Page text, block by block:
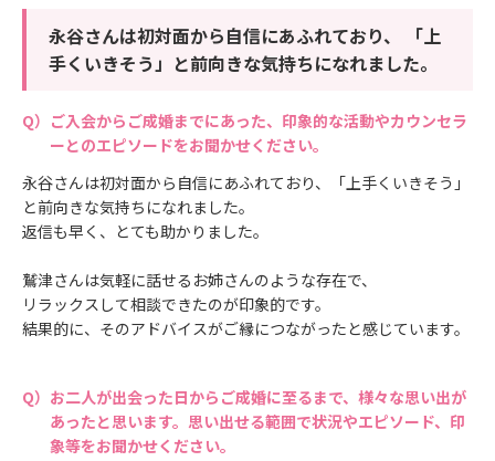
永谷さんは初対面から自信にあふれており、 「上
手くいきそう」と前向きな気持ちになれました。
ご入会からご成婚までにあった、印象的な活動やカウンセラ
ーとのエピソードをお聞かせください。
永谷さんは初対面から自信にあふれており、「上手くいきそう」
と前向きな気持ちになれました。
返信も早く、とても助かりました。
鷲津さんは気軽に話せるお姉さんのような存在で、
リラックスして相談できたのが印象的です。
結果的に、そのアドバイスがご縁につながったと感じています。
お二人が出会った日からご成婚に至るまで、様々な思い出が
あったと思います。思い出せる範囲で状況やエピソード、印
象等をお聞かせください。